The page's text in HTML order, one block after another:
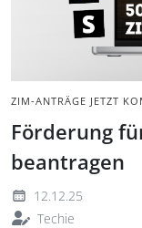
ZIM-ANTRÄGE JETZT
Förderung
beantragen
12.12.25
Techie